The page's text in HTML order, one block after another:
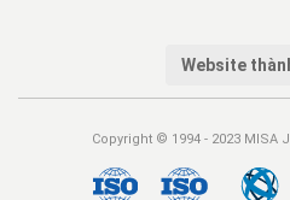
Website
Copyright © 1994 - 2023 MISA